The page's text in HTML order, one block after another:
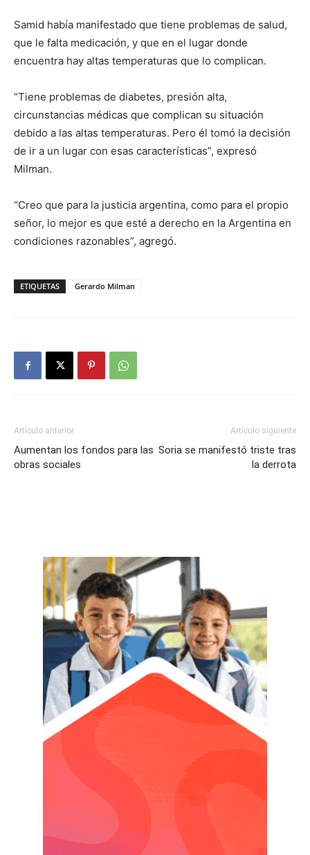
Samid había manifestado que tiene problemas de salud,
que le falta medicación, y que en el lugar donde
encuentra hay altas temperaturas que lo complican.
“Tiene problemas de diabetes, presión alta,
circunstancias médicas que complican su situación
debido a las altas temperaturas. Pero él tomó la decisión
de ir a un lugar con esas características”, expresó
Milman.
“Creo que para la justicia argentina, como para el propio
señor, lo mejor es que esté a derecho en la Argentina en
condiciones razonables”, agregó.
ETIQUETAS Gerardo Milman
Artículo anterior
Aumentan los fondos para las
obras sociales
Artículo siguiente
Soria se manifestó triste tras
la derrota